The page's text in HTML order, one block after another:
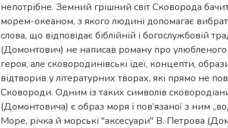
непотрібне. Земний грішний світ Сковорода
морем-океаном, з якого людині допомагає
слова, що відповідає біблійній і богослужбовій
(Домонтович) не написав роману про улюбленого
героя, але сковородинівські ідеї, концепти,
відтворив у літературних творах, які прямо не
Сковороди. Одним із таких символів
(Домонтовича) є образ моря і пов’язаної з ним
Море, річка й морські "аксесуари" В. Петрова